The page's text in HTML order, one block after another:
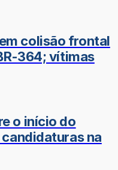
colisão frontal
364; vítimas
o início do
na